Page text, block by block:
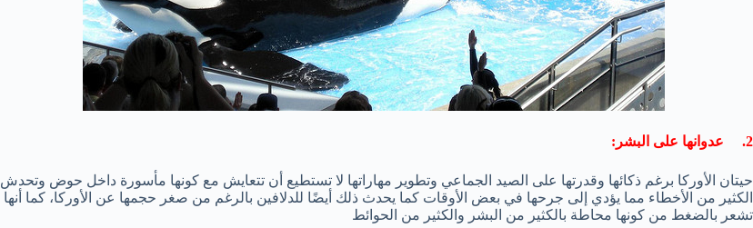
2. عدوانها على البشر:
حيتان الأوركا برغم ذكائها وقدرتها على الصيد الجماعي وتطوير مهاراتها لا تستطيع أن تتعايش مع كونها مأسورة داخل حوض وتحدش
الكثير من الأخطاء مما يؤدي إلى جرحها في بعض الأوقات كما يحدث ذلك أيضًا للدلافين بالرغم من صغر حجمها عن الأوركا، كما أنها
تشعر بالضغط من كونها محاطة بالكثير من البشر والكثير من الحوائط